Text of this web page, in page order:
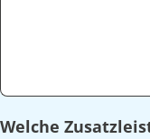
Welche